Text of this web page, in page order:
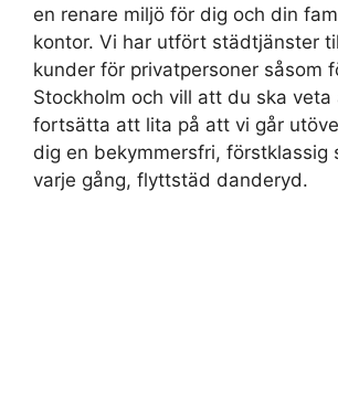
en renare miljö för dig och din
kontor. Vi har utfört städtjänster
kunder för privatpersoner såsom
Stockholm och vill att du ska veta
fortsätta att lita på att vi går
dig en bekymmersfri, förstklassig
varje gång, flyttstäd danderyd.